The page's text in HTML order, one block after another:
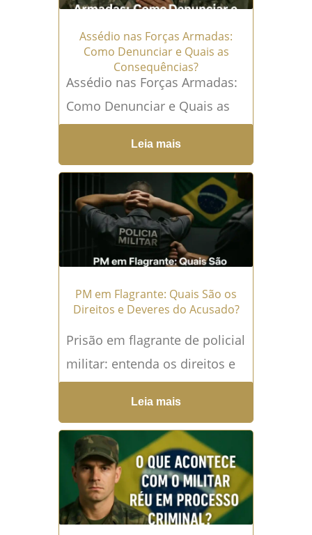
Assédio nas Forças Armadas:
Como Denunciar e Quais as
Consequências?
Assédio nas Forças Armadas:
Como Denunciar e Quais as
Consequências? As Forças
Armadas (Exército, Marinha e
Aeronáutica), assim como as
Polícias Militares...Leia mais
Leia mais
PM em Flagrante: Quais São os
Direitos e Deveres do Acusado?
Prisão em flagrante de policial
militar: entenda os direitos e
os deveres envolvidos A
prisão em flagrante é uma
situação de grande...Leia
mais →
Leia mais